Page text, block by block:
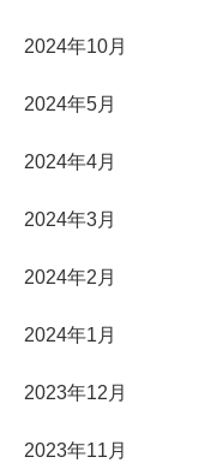
2024年10月
2024年5月
2024年4月
2024年3月
2024年2月
2024年1月
2023年12月
2023年11月